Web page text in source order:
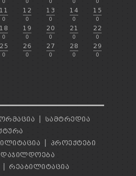
0 0 0 0 0
11
0
12
0
13
0
14
0
15
0
18
0
19
0
20
0
21
0
22
0
25
0
26
0
27
0
28
0
29
0
ᲡᲐᲛᲢᲠᲔᲓᲘᲐ
ᲞᲠᲝᲔᲥᲢᲔᲑᲘ
ᲓᲐᲯᲘᲚᲓᲝᲔᲑᲐ
ᲠᲔᲐᲑᲘᲚᲘᲢᲐᲪᲘᲐ